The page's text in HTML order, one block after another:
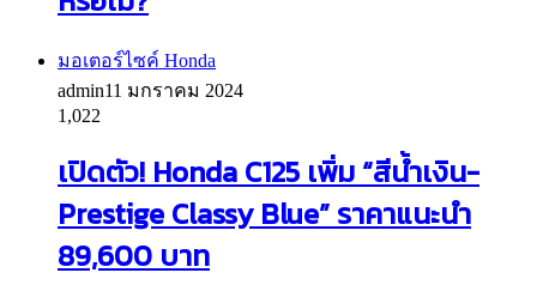
มอเตอร์ไซค์ Honda
admin11 มกราคม 2024
1,022
เปิดตัว! Honda C125 เพิ่ม “สีน้ำเงิน-
Prestige Classy Blue” ราคาแนะนำ
89,600 บาท